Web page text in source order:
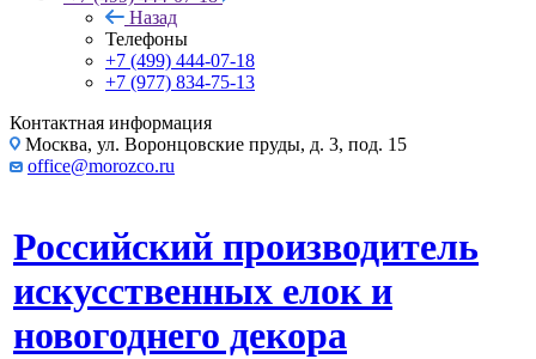
Назад
Телефоны
+7 (499) 444-07-18
+7 (977) 834-75-13
Контактная информация
Москва, ул. Воронцовские пруды, д. 3, под. 15
office@morozco.ru
Российский производитель
искусственных елок и
новогоднего декора